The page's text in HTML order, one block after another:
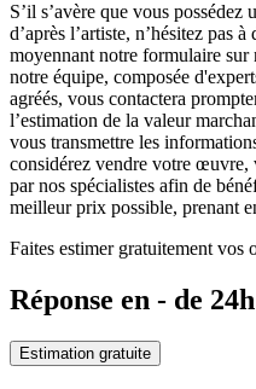
S’il s’avère que vous possédez
d’après l’artiste, n’hésitez pas
moyennant notre formulaire
notre équipe, composée
agréés, vous contactera
l’estimation de la valeur
vous transmettre les
considérez vendre votre œuvre,
par nos spécialistes afin de
meilleur prix possible, prenant
Faites estimer gratuitement vos
Réponse en - de 24h
Estimation gratuite